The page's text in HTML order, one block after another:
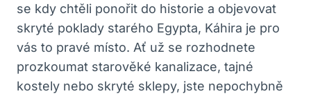
se kdy chtěli ponořit do historie a objevovat
skryté poklady starého Egypta, Káhira je pro
vás to pravé místo. Ať už se rozhodnete
prozkoumat starověké kanalizace, tajné
kostely nebo skryté sklepy, jste nepochybně